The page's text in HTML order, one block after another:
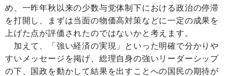
め、一昨年秋以来の少数与党体制下における政治の停滞
を打開し、まずは当面の物価高対策などに一定の成果を
上げた点が評価されたのではないかと考えます。
加えて、「強い経済の実現」といった明確で分かりや
すいメッセージを掲げ、総理自身の強いリーダーシップ
の下、国政を動かして結果を出すことへの国民の期待が